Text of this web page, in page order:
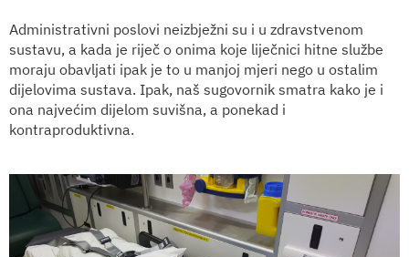
Administrativni poslovi neizbježni su i u zdravstvenom
sustavu, a kada je riječ o onima koje liječnici hitne službe
moraju obavljati ipak je to u manjoj mjeri nego u ostalim
dijelovima sustava. Ipak, naš sugovornik smatra kako je i
ona najvećim dijelom suvišna, a ponekad i
kontraproduktivna.